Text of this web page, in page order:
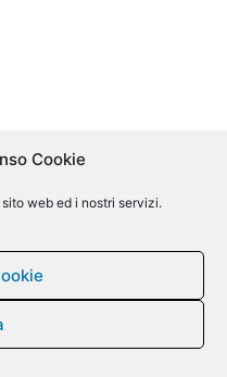
Cookie
web ed i nostri servizi.